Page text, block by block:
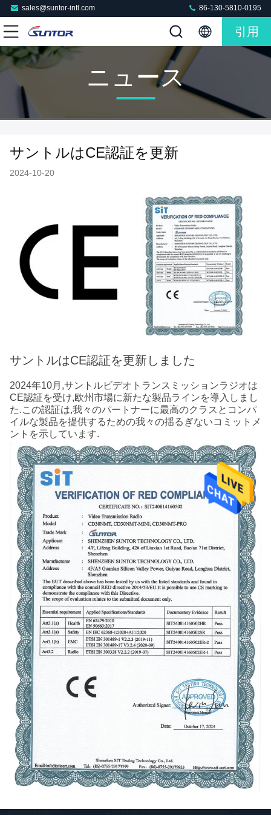
sales@suntor-intl.com 86-130-5810-0195
引用
ニュース
サントルはCE認証を更新
2024-10-20
サントルはCE認証を更新しました
2024年10月,サントルビデオトランスミッションラジオは
CE認証を受け,欧州市場に新たな製品ラインを導入しまし
た.この認証は,我々のパートナーに最高のクラスとコンパ
イルな製品を提供するための我々の揺るぎないコミットメ
ントを示しています.